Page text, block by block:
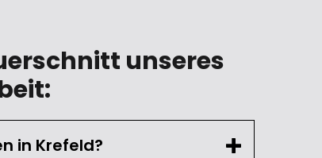
unseres
in Krefeld?